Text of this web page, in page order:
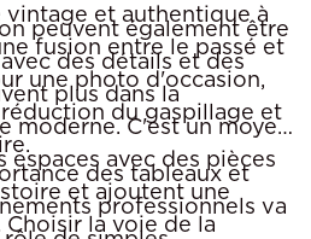
et authentique à
fusion entre le passé et
une photo d'occasion,
du gaspillage et
peuvent également être
des détails et des
plus dans la
moderne. C'est un moyen
espaces avec des pièces
et ajoutent une
la voie de la
des tableaux et
professionnels va